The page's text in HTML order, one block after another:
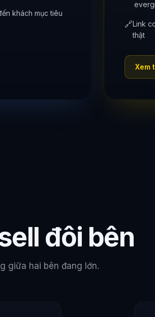
khách mục tiêu
🔗Link
thật
Xem
đôi bên
giữa hai bên đang lớn.